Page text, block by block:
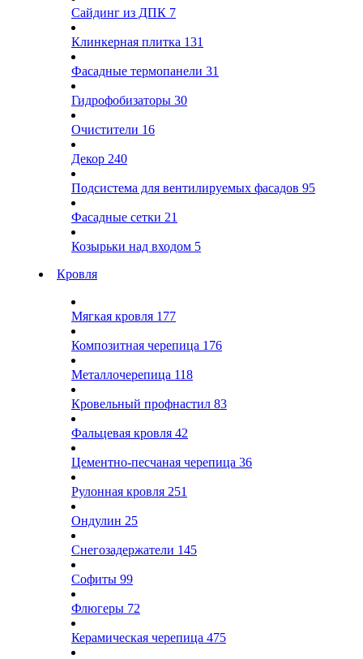
Сайдинг из ДПК 7
Клинкерная плитка 131
Фасадные термопанели 31
Гидрофобизаторы 30
Очистители 16
Декор 240
Подсистема для вентилируемых фасадов 95
Фасадные сетки 21
Козырьки над входом 5
Кровля
Мягкая кровля 177
Композитная черепица 176
Металлочерепица 118
Кровельный профнастил 83
Фальцевая кровля 42
Цементно-песчаная черепица 36
Рулонная кровля 251
Ондулин 25
Снегозадержатели 145
Софиты 99
Флюгеры 72
Керамическая черепица 475